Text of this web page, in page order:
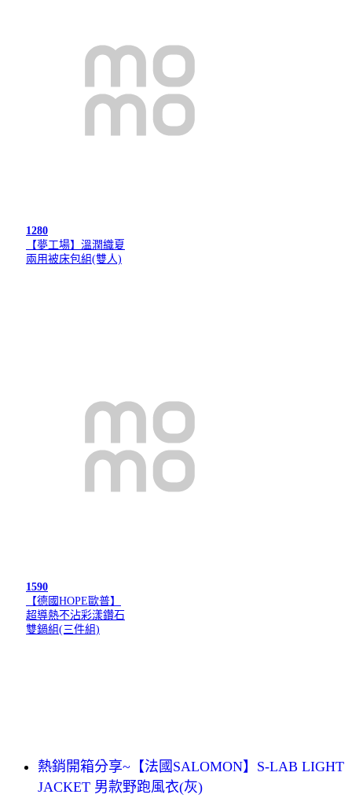
1280
【夢工場】溫潤織夏
兩用被床包組(雙人)
1590
【德國HOPE歐普】
超導熱不沾彩漾鑽石
雙鍋組(三件組)
熱銷開箱分享~【法國SALOMON】S-LAB LIGHT
JACKET 男款野跑風衣(灰)